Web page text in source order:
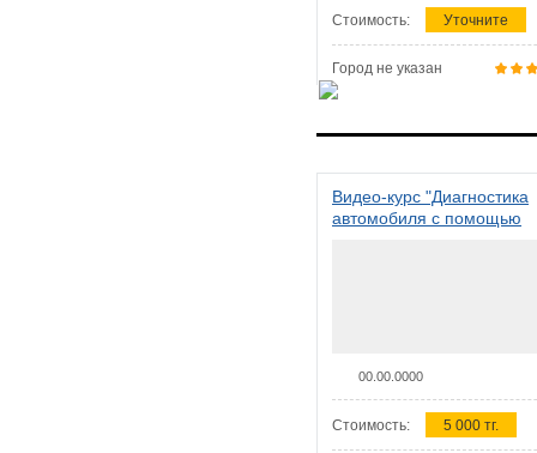
Стоимость: Уточните
Город не указан
Видео-курс "Диагностика
автомобиля с помощью
00.00.0000
Стоимость: 5 000 тг.